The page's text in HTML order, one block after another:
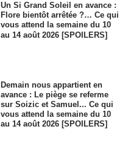
Un Si Grand Soleil en avance :
Flore bientôt arrêtée ?… Ce qui
vous attend la semaine du 10
au 14 août 2026 [SPOILERS]
Demain nous appartient en
avance : Le piège se referme
sur Soizic et Samuel... Ce qui
vous attend la semaine du 10
au 14 août 2026 [SPOILERS]